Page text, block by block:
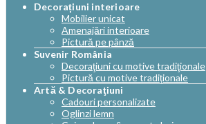
Decorațiuni interioare
Mobilier unicat
Amenajări interioare
Pictură pe pânză
Suvenir România
Decoraţiuni cu motive tradiţionale
Pictură cu motive tradiţionale
Artă & Decoraţiuni
Cadouri personalizate
Oglinzi lemn